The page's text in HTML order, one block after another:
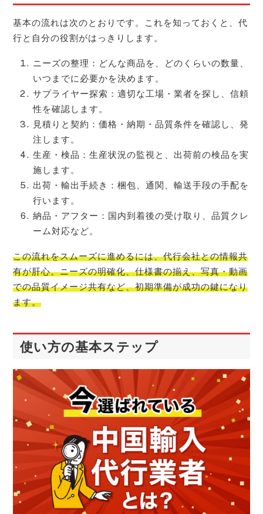
基本の流れは次のとおりです。これを知っておくと、代
行と自分の役割がはっきりします。
ニーズの整理：どんな商品を、どのくらいの数量、
いつまでに必要かを決めます。
サプライヤー探索：適切な工場・業者を探し、信頼
性を確認します。
見積りと契約：価格・納期・品質条件を確認し、発
注します。
生産・検品：生産状況の監視と、出荷前の検品を実
施します。
出荷・輸出手続き：梱包、通関、輸送手段の手配を
行います。
納品・アフター：国内到着後の受け取り、品質クレ
ーム対応など。
この流れをスムーズに進めるには、代行会社との情報共
有が肝心。ニーズの明確化、仕様書の揃え、写真・動画
での品質イメージ共有など、初期準備が成功の鍵になり
ます。
使い方の基本ステップ